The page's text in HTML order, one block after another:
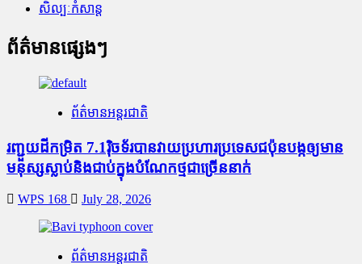
សិល្បៈកំសាន្ត
ព័ត៌មានផ្សេងៗ
ព័ត៌មានអន្តរជាតិ
រញ្ជួយដីកម្រិត​ 7.1រ៉ិចទ័របានវាយប្រហារប្រទេសជប៉ុនបង្កឲ្យមាន
មនុស្សស្លាប់​និង​ជាប់ក្នុងបំណែកថ្មជាច្រើននាក់
WPS 168 July 28, 2026
ព័ត៌មានអន្តរជាតិ